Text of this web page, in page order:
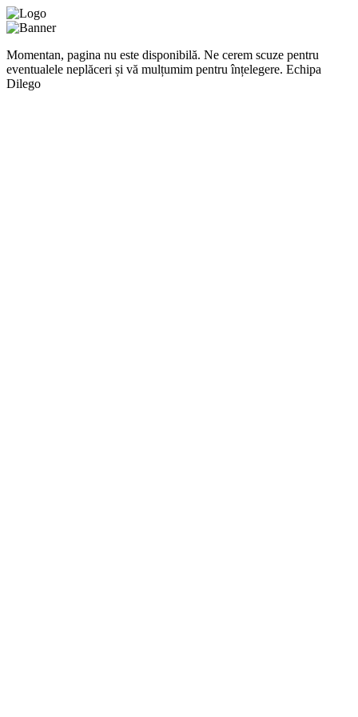
Momentan, pagina nu este disponibilă. Ne cerem scuze pentru
eventualele neplăceri și vă mulțumim pentru înțelegere. Echipa
Dilego